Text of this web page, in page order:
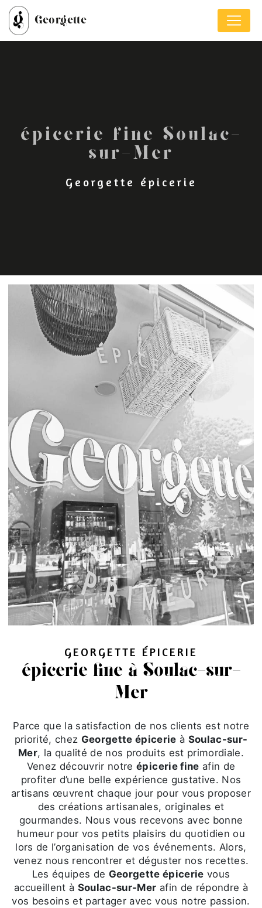
Georgette
épicerie fine Soulac-
sur-Mer
Georgette épicerie
GEORGETTE ÉPICERIE
épicerie fine à Soulac-sur-
Mer
Parce que la satisfaction de nos clients est notre
priorité, chez Georgette épicerie à Soulac-sur-
Mer, la qualité de nos produits est primordiale.
Venez découvrir notreépicerie fine afin de
profiter d’une belle expérience gustative. Nos
artisans œuvrent chaque jour pour vous proposer
des créations artisanales, originales et
gourmandes. Nous vous recevons avec bonne
humeur pour vos petits plaisirs du quotidien ou
lors de l’organisation de vos événements. Alors,
venez nous rencontrer et déguster nos recettes.
Les équipes de Georgette épicerie vous
accueillent à Soulac-sur-Mer afin de répondre à
vos besoins et partager avec vous notre passion.
Panneau de gestion des cookies